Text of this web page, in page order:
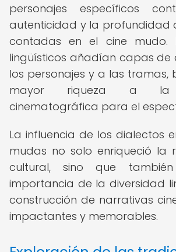
personajes específicos
autenticidad y la profundidad
contadas en el cine mudo.
lingüísticos añadían capas de
los personajes y a las tramas,
mayor riqueza a la
cinematográfica para el
La influencia de los dialectos
mudas no solo enriqueció la
cultural, sino que
importancia de la diversidad
construcción de narrativas
impactantes y memorables.